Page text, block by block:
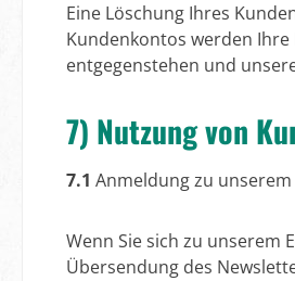
Eine Löschung Ihres
Kundenkontos werden
entgegenstehen und
7) Nutzung von
7.1 Anmeldung zu
Wenn Sie sich zu unserem
Übersendung des